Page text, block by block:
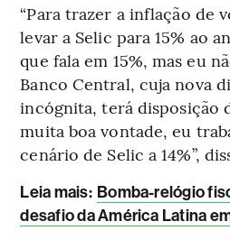
“Para trazer a inflação de
levar a Selic para 15% ao
que fala em 15%, mas eu
Banco Central, cuja nova
incógnita, terá disposição
muita boa vontade, eu
cenário de Selic a 14%”,
Leia mais: Bomba-relógio
desafio da América Latina